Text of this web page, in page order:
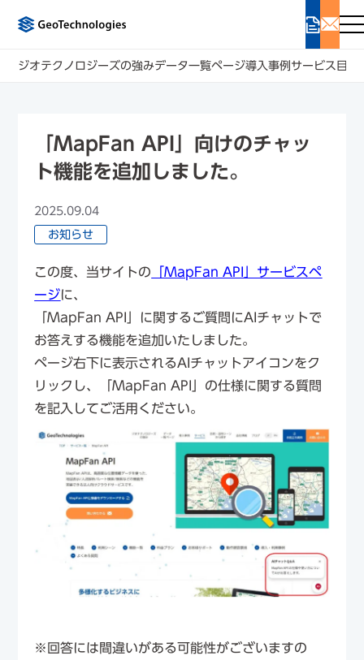
ジオテクノロジーズの強みデータ一覧ページ導入事例 サービス 目的
「MapFan API」向けのチャッ
ト機能を追加しました。
2025.09.04
お知らせ
この度、当サイトの 「MapFan API」サービスペ
ージに、
「MapFan API」に関するご質問にAIチャットで
お答えする機能を追加いたしました。
ページ右下に表示されるAIチャットアイコンをク
リックし、「MapFan API」の仕様に関する質問
を記入してご活用ください。
※回答には間違いがある可能性がございますの